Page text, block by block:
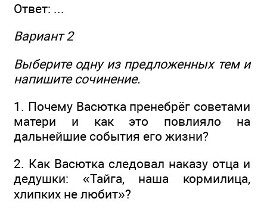
Ответ: ...
Вариант 2
Выберите одну из предложенных тем и
напишите сочинение.
1. Почему Васютка пренебрёг советами
матери и как это повлияло на
дальнейшие события его жизни?
2. Как Васютка следовал наказу отца и
дедушки: «Тайга, наша кормилица,
хлипких не любит»?